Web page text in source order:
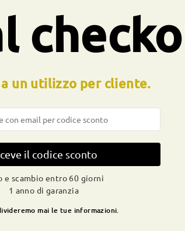
clienti con la storia dell'allergia al nichel
CONSEGNA
Spedito 9-21
un utilizzo per cliente.
il codice sconto
e scambio entro 60 giorni
1 anno di garanzia
mai le tue informazioni.